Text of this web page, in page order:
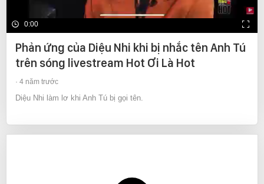
0:00
Phản ứng của Diệu Nhi khi bị nhắc tên Anh Tú
trên sóng livestream Hot Ơi Là Hot
4 năm trước
Diệu Nhi làm lơ khi Anh Tú bị gọi tên.